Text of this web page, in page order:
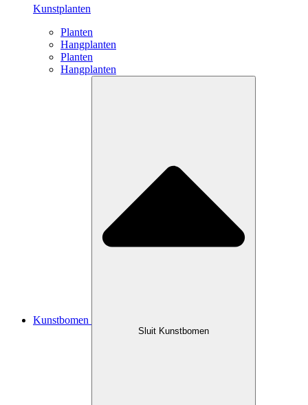
Kunstplanten
Planten
Hangplanten
Planten
Hangplanten
Kunstbomen
Sluit Kunstbomen